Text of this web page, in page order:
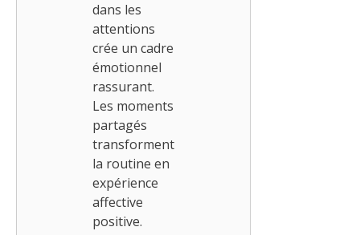
dans les
attentions
crée un cadre
émotionnel
rassurant.
Les moments
partagés
transforment
la routine en
expérience
affective
positive.